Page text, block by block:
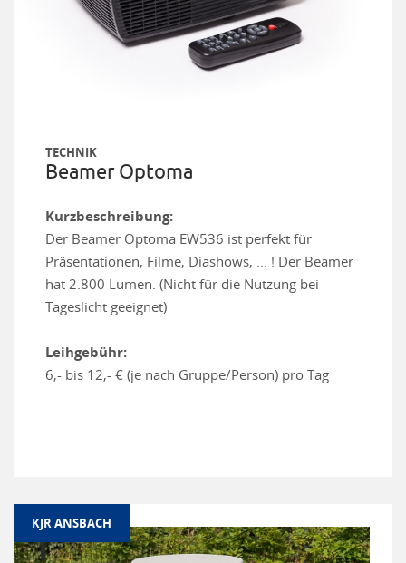
TECHNIK
Beamer Optoma
Kurzbeschreibung:
Der Beamer Optoma EW536 ist perfekt für
Präsentationen, Filme, Diashows, ... ! Der Beamer
hat 2.800 Lumen. (Nicht für die Nutzung bei
Tageslicht geeignet)
Leihgebühr:
6,- bis 12,- € (je nach Gruppe/Person) pro Tag
KJR ANSBACH